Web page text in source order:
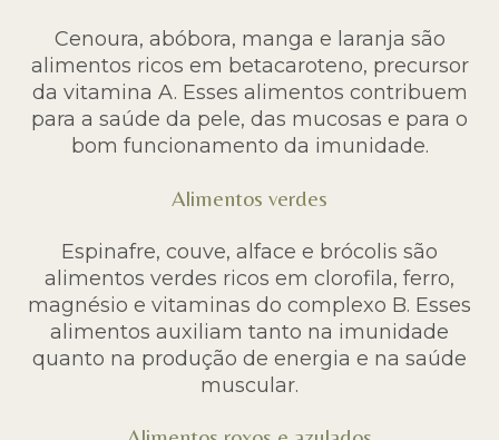
Cenoura, abóbora, manga e laranja são
alimentos ricos em betacaroteno, precursor
da vitamina A. Esses alimentos contribuem
para a saúde da pele, das mucosas e para o
bom funcionamento da imunidade.
Alimentos verdes
Espinafre, couve, alface e brócolis são
alimentos verdes ricos em clorofila, ferro,
magnésio e vitaminas do complexo B. Esses
alimentos auxiliam tanto na imunidade
quanto na produção de energia e na saúde
muscular.